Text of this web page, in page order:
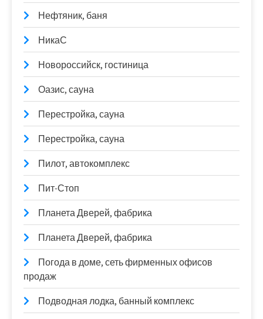
Нефтяник, баня
НикаС
Новороссийск, гостиница
Оазис, сауна
Перестройка, сауна
Перестройка, сауна
Пилот, автокомплекс
Пит-Стоп
Планета Дверей, фабрика
Планета Дверей, фабрика
Погода в доме, сеть фирменных офисов
продаж
Подводная лодка, банный комплекс